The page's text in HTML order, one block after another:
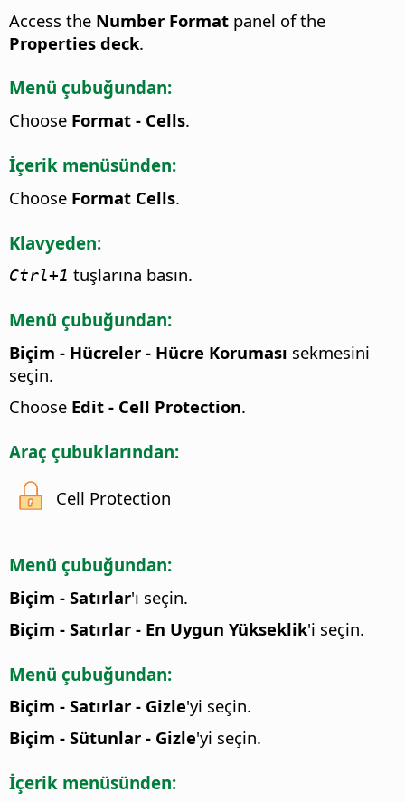
Access the Number Format panel of the
Properties deck.
Menü çubuğundan:
Choose Format - Cells.
İçerik menüsünden:
Choose Format Cells.
Klavyeden:
Ctrl+1 tuşlarına basın.
Menü çubuğundan:
Biçim - Hücreler - Hücre Koruması sekmesini
seçin.
Choose Edit - Cell Protection.
Araç çubuklarından:
Cell Protection
Menü çubuğundan:
Biçim - Satırlar'ı seçin.
Biçim - Satırlar - En Uygun Yükseklik'i seçin.
Menü çubuğundan:
Biçim - Satırlar - Gizle'yi seçin.
Biçim - Sütunlar - Gizle'yi seçin.
İçerik menüsünden: